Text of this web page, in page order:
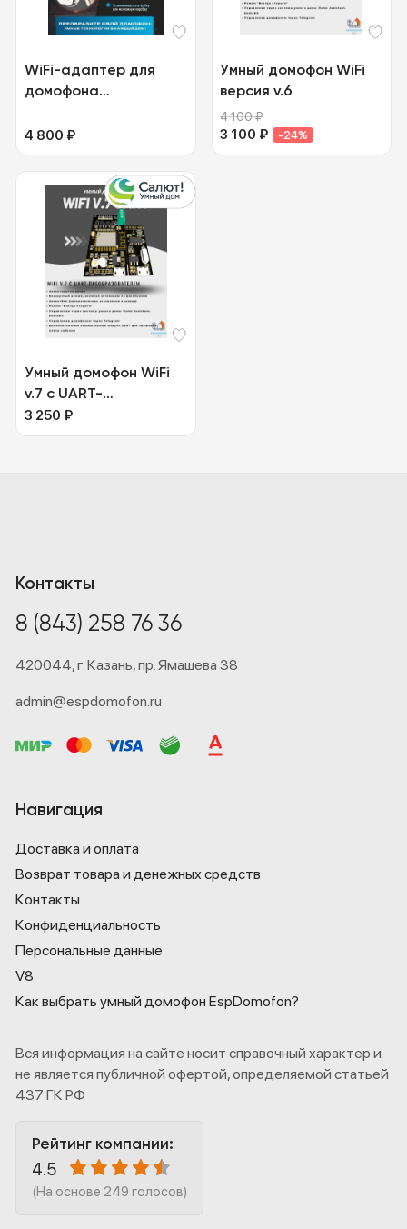
WiFi-адаптер для
домофона
4 800 ₽
Умный домофон WiFi
версия v.6
4 100₽
3 100 ₽ -24%
Умный домофон WiFi
v.7 с UART-
преобразователем
3 250 ₽
Контакты
8 (843) 258 76 36
420044,г. Казань,пр. Ямашева 38
admin@espdomofon.ru
Навигация
Доставка и оплата
Возврат товара и денежных средств
Контакты
Конфиденциаль­ность
Персональные данные
V8
Как выбрать умный домофон EspDomofon?
Вся информация на сайте носит справочный характер и
не является публичной офертой, определяемой статьей
437 ГК РФ
Рейтинг компании:
4.5
(На основе 249 голосов)